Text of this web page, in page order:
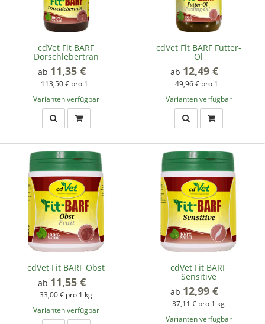
cdVet Fit BARF
Dorschlebertran
ab 11,35 €
113,50 € pro 1 l
Varianten verfügbar
cdVet Fit BARF Futter-
Öl
ab 12,49 €
49,96 € pro 1 l
Varianten verfügbar
cdVet Fit BARF Obst
ab 11,55 €
33,00 € pro 1 kg
Varianten verfügbar
cdVet Fit BARF
Sensitive
ab 12,99 €
37,11 € pro 1 kg
Varianten verfügbar